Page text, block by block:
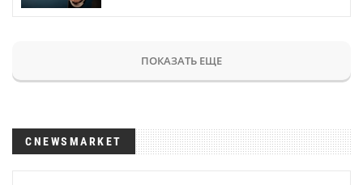
ПОКАЗАТЬ ЕЩЕ
CNEWSMARKET